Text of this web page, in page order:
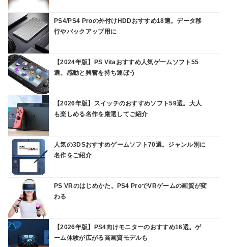
PS4/PS4 Proの外付けHDDおすすめ18選。データ移
行やバックアップ用に
【2024年版】PS Vitaおすすめ人気ゲームソフト55
選。感動と興奮を持ち運ぼう
【2026年版】スイッチのおすすめソフト59選。大人
も楽しめる名作を厳選してご紹介
人気の3DSおすすめゲームソフト70選。ジャンル別に
名作をご紹介
PS VRのはじめかた。PS4 ProでVRゲームの画質が変
わる
【2026年版】PS4向けモニターのおすすめ16選。ゲ
ーム体験が広がる高画質モデルも